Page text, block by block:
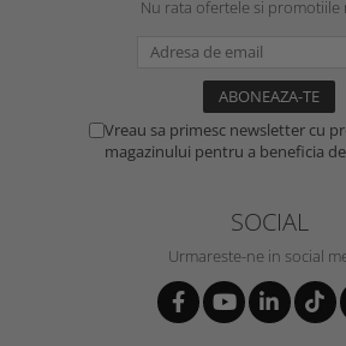
Nu rata ofertele si promotiile
Vreau sa primesc newsletter cu
magazinului pentru a beneficia
SOCIAL
Urmareste-ne in social